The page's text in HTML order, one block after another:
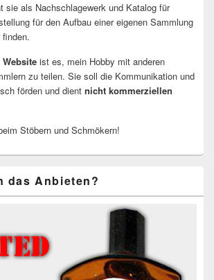
sie als Nachschlagewerk und Katalog für
für den Aufbau einer eigenen Sammlung
ist es, mein Hobby mit anderen
zu teilen. Sie soll die Kommunikation und
förden und dient nicht kommerziellen
Stöbern und Schmökern!
das Anbieten?